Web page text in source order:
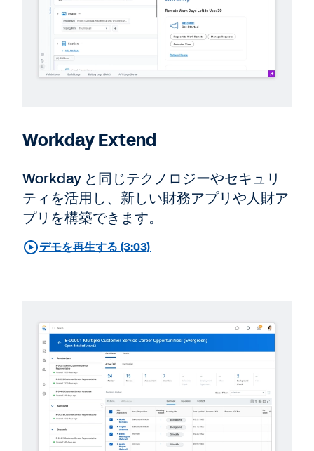
Workday Extend
Workday と同じテクノロジーやセキュリ
ティを活用し、新しい財務アプリや人財ア
プリを構築できます。
デモを再生する (3:03)